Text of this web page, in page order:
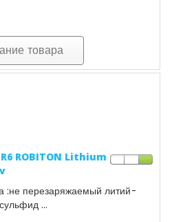
товара
ROBITON Lithium
:не перезаряжаемый литий-
...